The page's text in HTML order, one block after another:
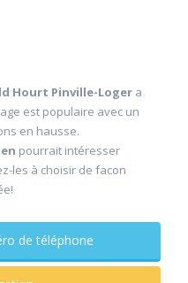
Hourt Pinville-Loger a
est populaire avec un
en hausse.
pourrait intéresser
les à choisir de facon
numéro de téléphone